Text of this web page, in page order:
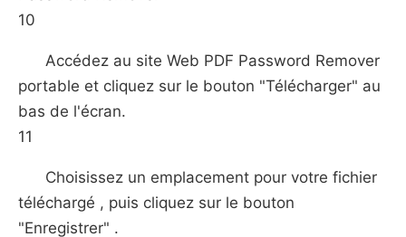
10
Accédez au site Web PDF Password Remover
portable et cliquez sur le bouton "Télécharger" au
bas de l'écran.
11
Choisissez un emplacement pour votre fichier
téléchargé , puis cliquez sur le bouton
"Enregistrer" .